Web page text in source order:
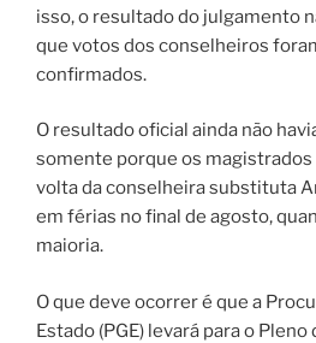
isso, o resultado do julgamento
que votos dos conselheiros
confirmados.
O resultado oficial ainda não
somente porque os
volta da conselheira substituta
em férias no final de agosto,
maioria.
O que deve ocorrer é que a
Estado (PGE) levará para o Pleno